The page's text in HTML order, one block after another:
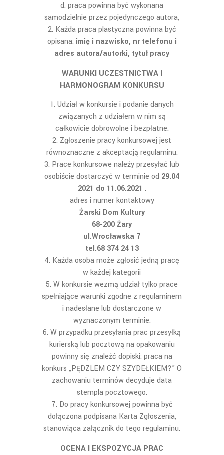
d. praca powinna być wykonana
samodzielnie przez pojedynczego autora,
Każda praca plastyczna powinna być
opisana: imię i nazwisko, nr telefonu i
adres autora/autorki, tytuł pracy
WARUNKI UCZESTNICTWA I
HARMONOGRAM KONKURSU
Udział w konkursie i podanie danych
związanych z udziałem w nim są
całkowicie dobrowolne i bezpłatne.
Zgłoszenie pracy konkursowej jest
równoznaczne z akceptacją regulaminu.
Prace konkursowe należy przesyłać lub
osobiście dostarczyć w terminie od 29.04
2021 do 11.06.2021 .
adres i numer kontaktowy
Żarski Dom Kultury
68-200 Żary
ul.Wrocławska 7
tel.68 374 24 13
Każda osoba może zgłosić jedną pracę
w każdej kategorii
W konkursie wezmą udział tylko prace
spełniające warunki zgodne z regulaminem
i nadesłane lub dostarczone w
wyznaczonym terminie.
W przypadku przesyłania prac przesyłką
kurierską lub pocztową na opakowaniu
powinny się znaleźć dopiski: praca na
konkurs „PĘDZLEM CZY SZYDEŁKIEM?” O
zachowaniu terminów decyduje data
stempla pocztowego.
Do pracy konkursowej powinna być
dołączona podpisana Karta Zgłoszenia,
stanowiąca załącznik do tego regulaminu.
OCENA I EKSPOZYCJA PRAC